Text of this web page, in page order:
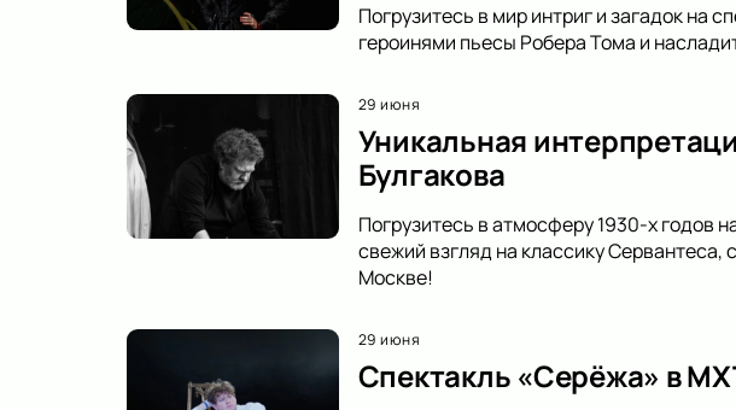
Погрузитесь в мир интриг и загадок на
героинями пьесы Робера Тома и
29 июня
Уникальная
Булгакова
Погрузитесь в атмосферу 1930-х годов
свежий взгляд на классику
Москве!
29 июня
Спектакль «Серёжа» в